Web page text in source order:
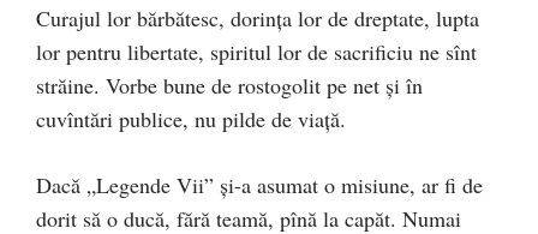
Curajul lor bărbătesc, dorinţa lor de dreptate, lupta
lor pentru libertate, spiritul lor de sacrificiu ne sînt
străine. Vorbe bune de rostogolit pe net şi în
cuvîntări publice, nu pilde de viaţă.
Dacă „Legende Vii” şi-a asumat o misiune, ar fi de
dorit să o ducă, fără teamă, pînă la capăt. Numai